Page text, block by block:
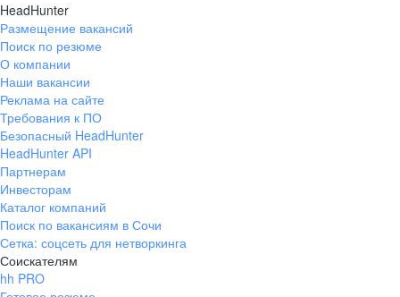
HeadHunter
Размещение вакансий
Поиск по резюме
О компании
Наши вакансии
Реклама на сайте
Требования к ПО
Безопасный HeadHunter
HeadHunter API
Партнерам
Инвесторам
Каталог компаний
Поиск по вакансиям в Сочи
Сетка: соцсеть для нетворкинга
Соискателям
hh PRO